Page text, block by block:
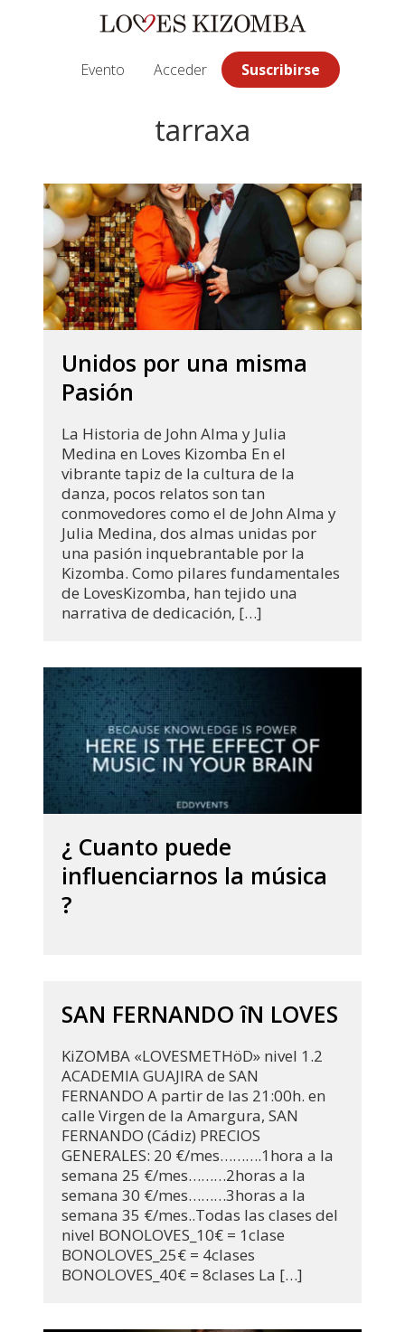
Evento Acceder Suscribirse
tarraxa
Unidos por una misma
Pasión
La Historia de John Alma y Julia
Medina en Loves Kizomba En el
vibrante tapiz de la cultura de la
danza, pocos relatos son tan
conmovedores como el de John Alma y
Julia Medina, dos almas unidas por
una pasión inquebrantable por la
Kizomba. Como pilares fundamentales
de LovesKizomba, han tejido una
narrativa de dedicación, […]
¿ Cuanto puede
influenciarnos la música
?
SAN FERNANDO îN LOVES
KiZOMBA «LOVESMETHöD» nivel 1.2
ACADEMIA GUAJIRA de SAN
FERNANDO A partir de las 21:00h. en
calle Virgen de la Amargura, SAN
FERNANDO (Cádiz) PRECIOS
GENERALES: 20 €/mes……….1hora a la
semana 25 €/mes………2horas a la
semana 30 €/mes………3horas a la
semana 35 €/mes..Todas las clases del
nivel BONOLOVES_10€ = 1clase
BONOLOVES_25€ = 4clases
BONOLOVES_40€ = 8clases La […]